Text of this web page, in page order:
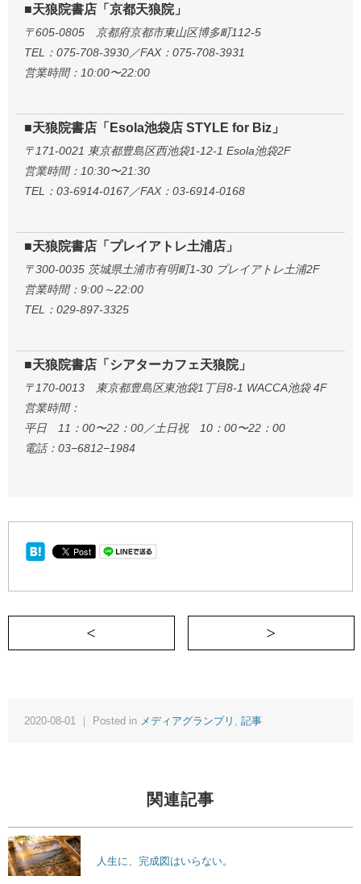
■天狼院書店「京都天狼院」
〒605-0805 京都府京都市東山区博多町112-5
TEL：075-708-3930／FAX：075-708-3931
営業時間：10:00〜22:00
■天狼院書店「Esola池袋店 STYLE for Biz」
〒171-0021 東京都豊島区西池袋1-12-1 Esola池袋2F
営業時間：10:30〜21:30
TEL：03-6914-0167／FAX：03-6914-0168
■天狼院書店「プレイアトレ土浦店」
〒300-0035 茨城県土浦市有明町1-30 プレイアトレ土浦2F
営業時間：9:00～22:00
TEL：029-897-3325
■天狼院書店「シアターカフェ天狼院」
〒170-0013 東京都豊島区東池袋1丁目8-1 WACCA池袋 4F
営業時間：
平日 11：00〜22：00／土日祝 10：00〜22：00
電話：03−6812−1984
＜ 大いなる勘違いが自分の未来を手繰り
2020-08-01 ｜ Posted in メディアグランプリ 記事
関連記事
人生に、完成図はいらない。